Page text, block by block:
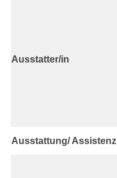
Ausstatter/in
Ausstattung/ Assistenz